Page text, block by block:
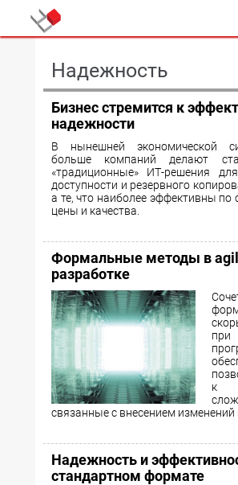
Надежность
Бизнес стремится к
надежности
В нынешней экономической
больше компаний делают
«традиционные» ИТ-решения
доступности и резервного
а те, что наиболее эффективны
цены и качества.
Формальные методы в
разработке
при
к
связанные с внесением изменений
Надежность и
стандартном формате